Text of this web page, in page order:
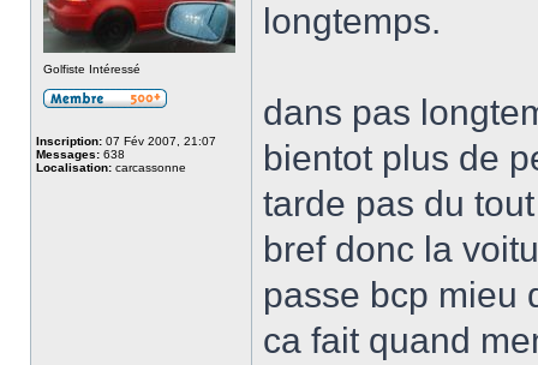
Golfiste Intéressé
Inscription: 07 Fév 2007, 21:07
Messages: 638
Localisation: carcassonne
longtemps.
dans pas
bientot plus de
tarde pas du
bref donc la
passe bcp mieu
ca fait quand